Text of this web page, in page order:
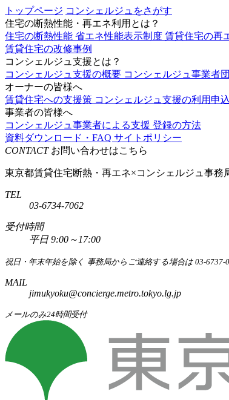
トップページ コンシェルジュをさがす
住宅の断熱性能・再エネ利用とは？
住宅の断熱性能 省エネ性能表示制度 賃貸住宅の再
賃貸住宅の改修事例
コンシェルジュ支援とは？
コンシェルジュ支援の概要 コンシェルジュ事業者
オーナーの皆様へ
賃貸住宅への支援策 コンシェルジュ支援の利用申
事業者の皆様へ
コンシェルジュ事業者による支援 登録の方法
資料ダウンロード・FAQ サイトポリシー
CONTACT お問い合わせはこちら
東京都賃貸住宅断熱・再エネ×コンシェルジュ事務
TEL
03-6734-7062
受付時間
平日 9:00～17:00
祝日・年末年始を除く 事務局からご連絡する場合は 03-
MAIL
jimukyoku@concierge.metro.tokyo.lg.jp
メールのみ24時間受付